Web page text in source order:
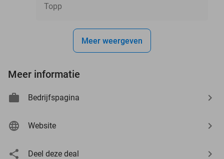
Topp
Meer weergeven
Meer informatie
Bedrijfspagina
Website
Deel deze deal